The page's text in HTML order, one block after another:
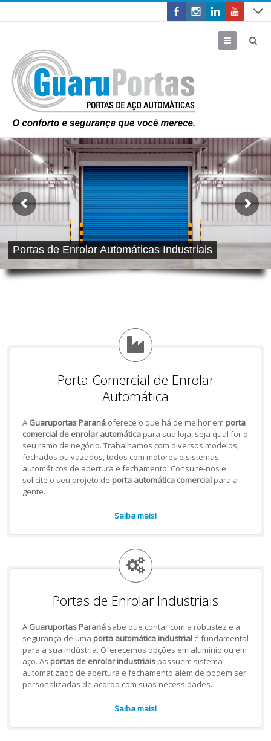
Menu
Portas de Enrolar Automáticas Industriais
Porta Comercial de Enrolar
Automática
A Guaruportas Paranáoferece o que há de melhor em porta
comercial de enrolar automáticapara sua loja, seja qual for o
seu ramo de negócio. Trabalhamos com diversos modelos,
fechados ou vazados, todos com motores e sistemas
automáticos de abertura e fechamento. Consulte-nos e
solicite o seu projeto de porta automática comercialpara a
gente.
Saiba mais!
Portas de Enrolar Industriais
A Guaruportas Paranásabe que contar com a robustez e a
segurança de uma porta automática industrialé fundamental
para a sua indústria. Oferecemos opções em alumínio ou em
aço. As portas de enrolar industriaispossuem sistema
automatizado de abertura e fechamento além de podem ser
personalizadas de acordo com suas necessidades.
Saiba mais!